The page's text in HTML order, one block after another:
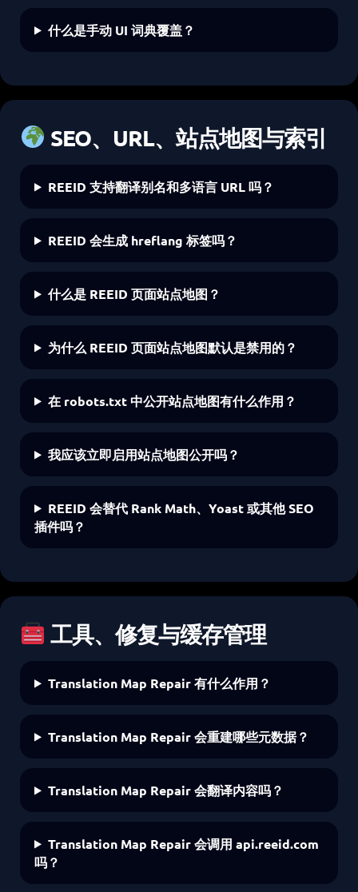
什么是手动 UI 词典覆盖？
SEO、URL、站点地图与索引
REEID 支持翻译别名和多语言 URL 吗？
REEID 会生成 hreflang 标签吗？
什么是 REEID 页面站点地图？
为什么 REEID 页面站点地图默认是禁用的？
在 robots.txt 中公开站点地图有什么作用？
我应该立即启用站点地图公开吗？
REEID 会替代 Rank Math、Yoast 或其他 SEO
插件吗？
工具、修复与缓存管理
Translation Map Repair 有什么作用？
Translation Map Repair 会重建哪些元数据？
Translation Map Repair 会翻译内容吗？
Translation Map Repair 会调用 api.reeid.com
吗？